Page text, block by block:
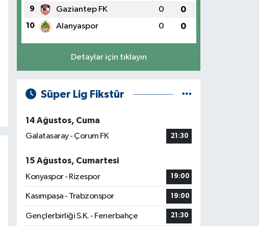
9 Gaziantep FK 0 0
10 Alanyaspor 0 0
Detaylar için tıklayın
Süper Lig Fikstür
14 Ağustos, Cuma
Galatasaray - Çorum FK
21:30
15 Ağustos, Cumartesi
Konyaspor - Rizespor
19:00
Kasımpaşa - Trabzonspor 19:00
Gençlerbirliği S.K. - Fenerbahçe 21:30